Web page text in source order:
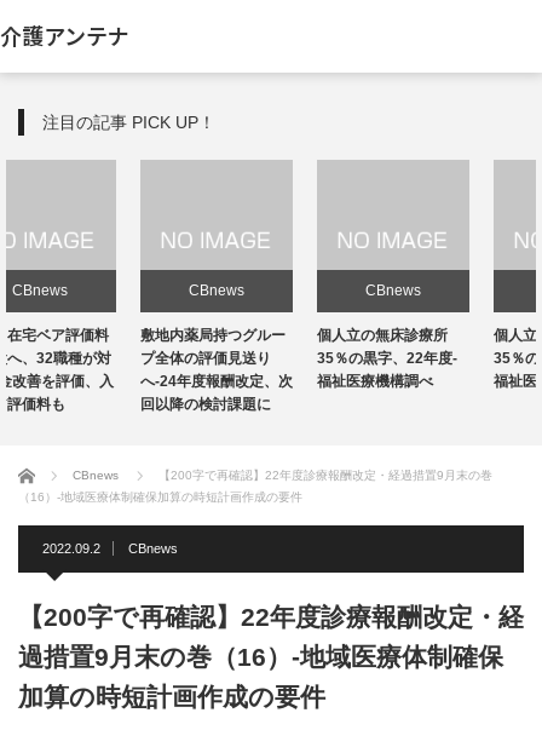
介護アンテナ
注目の記事 PICK UP！
CBnews
敷地内薬局持つグルー
プ全体の評価見送り
へ-24年度報酬改定、次
回以降の検討課題に
CBnews
個人立の無床診療所
35％の黒字、22年度-
福祉医療機構調べ
CBnews
個人立の無床診療所
35％の黒字、22年度-
福祉医療機構調べ
ホーム CBnews
【200字で再確認】22年度診療報酬改定・経過措置9月末の巻
（16）-地域医療体制確保加算の時短計画作成の要件
2022.09.2 CBnews
【200字で再確認】22年度診療報酬改定・経
過措置9月末の巻（16）-地域医療体制確保
加算の時短計画作成の要件